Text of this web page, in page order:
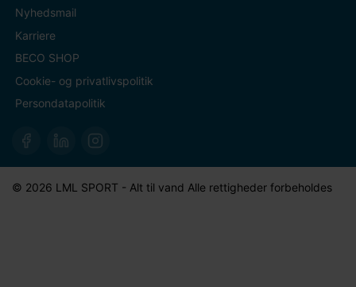
Nyhedsmail
Karriere
BECO SHOP
Cookie- og privatlivspolitik
Persondatapolitik
© 2026 LML SPORT - Alt til vand Alle rettigheder forbeholdes